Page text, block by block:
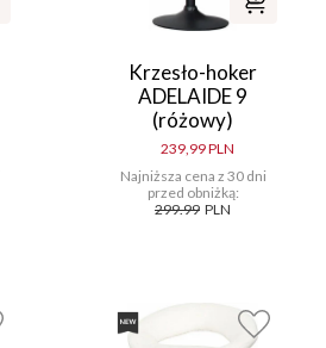
Krzesło-hoker
ADELAIDE 9
(różowy)
239,99 PLN
Najniższa cena z 30 dni
przed obniżką:
299.99 PLN